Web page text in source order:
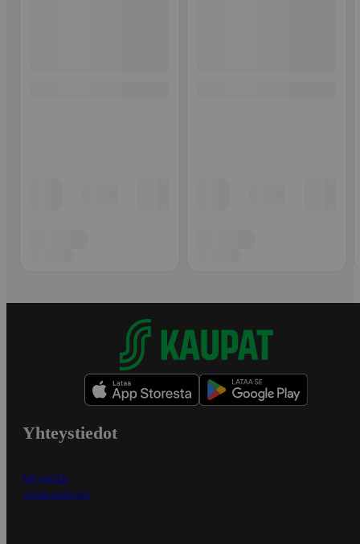
Yhteystiedot
Myymälät
Asiakaspalvelu